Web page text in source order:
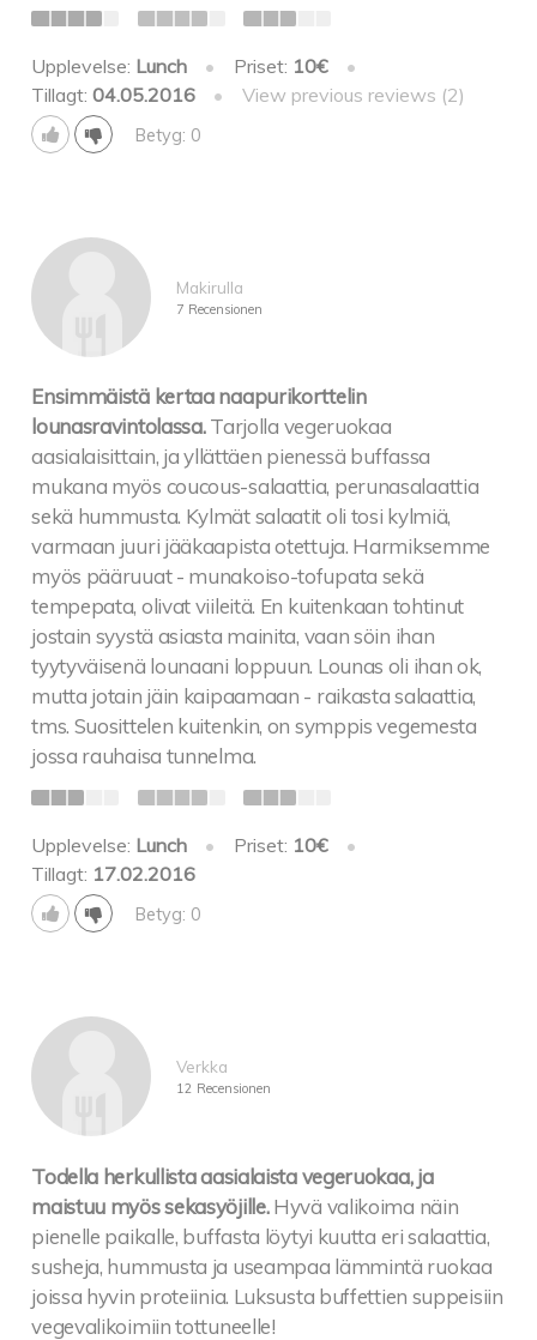
Upplevelse: Lunch • Priset: 10€
•
Tillagt:04.05.2016 • View previous reviews (2)
Betyg: 0
Makirulla
7 Recensionen
Ensimmäistä kertaa naapurikorttelin
lounasravintolassa. Tarjolla vegeruokaa
aasialaisittain, ja yllättäen pienessä buffassa
mukana myös coucous-salaattia, perunasalaattia
sekä hummusta. Kylmät salaatit oli tosi kylmiä,
varmaan juuri jääkaapista otettuja. Harmiksemme
myös pääruuat - munakoiso-tofupata sekä
tempepata, olivat viileitä. En kuitenkaan tohtinut
jostain syystä asiasta mainita, vaan söin ihan
tyytyväisenä lounaani loppuun. Lounas oli ihan ok,
mutta jotain jäin kaipaamaan - raikasta salaattia,
tms. Suosittelen kuitenkin, on symppis vegemesta
jossa rauhaisa tunnelma.
Upplevelse: Lunch • Priset: 10€
•
Tillagt: 17.02.2016
Betyg: 0
Verkka
12 Recensionen
Todella herkullista aasialaista vegeruokaa, ja
maistuu myös sekasyöjille. Hyvä valikoima näin
pienelle paikalle, buffasta löytyi kuutta eri salaattia,
susheja, hummusta ja useampaa lämmintä ruokaa
joissa hyvin proteiinia. Luksusta buffettien suppeisiin
vegevalikoimiin tottuneelle!